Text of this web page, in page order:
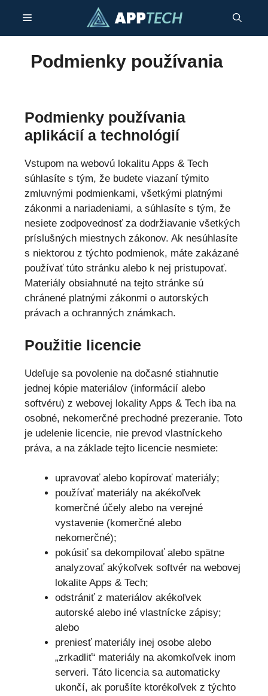
obsah
Menu
Podmienky používania
Podmienky používania
aplikácií a technológií
Vstupom na webovú lokalitu Apps & Tech
súhlasíte s tým, že budete viazaní týmito
zmluvnými podmienkami, všetkými platnými
zákonmi a nariadeniami, a súhlasíte s tým, že
nesiete zodpovednosť za dodržiavanie všetkých
príslušných miestnych zákonov. Ak nesúhlasíte
s niektorou z týchto podmienok, máte zakázané
používať túto stránku alebo k nej pristupovať.
Materiály obsiahnuté na tejto stránke sú
chránené platnými zákonmi o autorských
právach a ochranných známkach.
Použitie licencie
Udeľuje sa povolenie na dočasné stiahnutie
jednej kópie materiálov (informácií alebo
softvéru) z webovej lokality Apps & Tech iba na
osobné, nekomerčné prechodné prezeranie. Toto
je udelenie licencie, nie prevod vlastníckeho
práva, a na základe tejto licencie nesmiete:
upravovať alebo kopírovať materiály;
používať materiály na akékoľvek
komerčné účely alebo na verejné
vystavenie (komerčné alebo
nekomerčné);
pokúsiť sa dekompilovať alebo spätne
analyzovať akýkoľvek softvér na webovej
lokalite Apps & Tech;
odstrániť z materiálov akékoľvek
autorské alebo iné vlastnícke zápisy;
alebo
preniesť materiály inej osobe alebo
„zrkadliť“ materiály na akomkoľvek inom
serveri. Táto licencia sa automaticky
ukončí, ak porušíte ktorékoľvek z týchto